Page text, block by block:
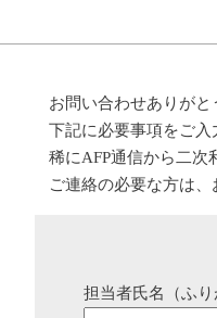
お問い合わせありがと
下記に必要事項をご
稀にAFP通信から二次
ご連絡の必要な方は
担当者氏名（ふり